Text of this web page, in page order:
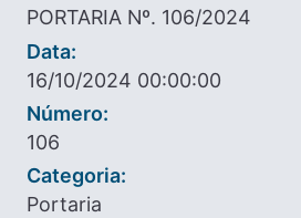
PORTARIA Nº. 106/2024
Data:
16/10/2024 00:00:00
Número:
106
Categoria:
Portaria